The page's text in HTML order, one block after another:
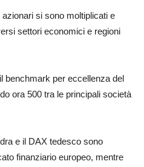
si sono moltiplicati e
settori economici e regioni
benchmark per eccellenza del
ora 500 tra le principali società
e il DAX tedesco sono
finanziario europeo, mentre